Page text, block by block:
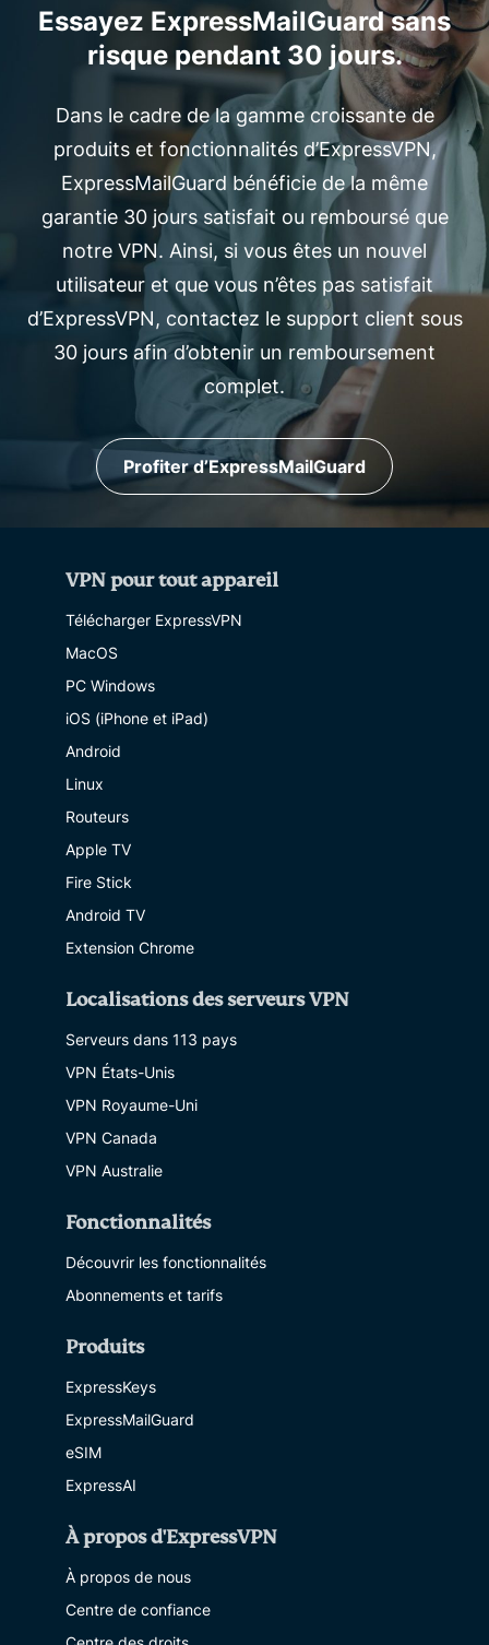
Essayez ExpressMailGuard sans
risque pendant 30 jours.
Dans le cadre de la gamme croissante de
produits et fonctionnalités d’ExpressVPN,
ExpressMailGuard bénéficie de la même
garantie 30 jours satisfait ou remboursé que
notre VPN. Ainsi, si vous êtes un nouvel
utilisateur et que vous n’êtes pas satisfait
d’ExpressVPN, contactez le support client sous
30 jours afin d’obtenir un remboursement
complet.
Profiter d’ExpressMailGuard
VPN pour tout appareil
Télécharger ExpressVPN
MacOS
PC Windows
iOS (iPhone et iPad)
Android
Linux
Routeurs
Apple TV
Fire Stick
Android TV
Extension Chrome
Localisations des serveurs VPN
Serveurs dans 113 pays
VPN États-Unis
VPN Royaume-Uni
VPN Canada
VPN Australie
Fonctionnalités
Découvrir les fonctionnalités
Abonnements et tarifs
Produits
ExpressKeys
ExpressMailGuard
eSIM
ExpressAI
À propos d'ExpressVPN
À propos de nous
Centre de confiance